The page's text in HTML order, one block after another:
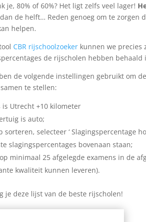
je, 80% of 60%? Het ligt zelfs veel lager!
de helft… Reden genoeg om te zorgen
helpen.
CBR rijschoolzoekerkunnen we precies
de rijscholen hebben behaald
de volgende instellingen gebruikt om
te stellen:
is Utrecht +10 kilometer
is auto;
sorteren, selecteer ‘ Slagingspercentage
slagingspercentages bovenaan staan;
minimaal 25 afgelegde examens in de
kwaliteit kunnen leveren).
je deze lijst van de beste rijscholen!